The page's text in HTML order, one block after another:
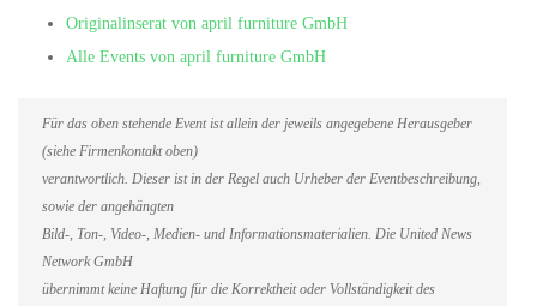
Originalinserat von april furniture GmbH
Alle Events von april furniture GmbH
Für das oben stehende Event ist allein der jeweils angegebene Herausgeber
(siehe Firmenkontakt oben)
verantwortlich. Dieser ist in der Regel auch Urheber der Eventbeschreibung,
sowie der angehängten
Bild-, Ton-, Video-, Medien- und Informationsmaterialien. Die United News
Network GmbH
übernimmt keine Haftung für die Korrektheit oder Vollständigkeit des